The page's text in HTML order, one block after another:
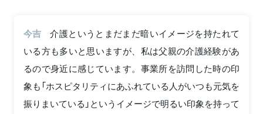
今吉
介護というとまだまだ暗いイメージを持たれて
いる方も多いと思いますが、私は父親の介護経験があ
るので身近に感じています。事業所を訪問した時の印
象も「ホスピタリティにあふれている人がいつも元気を
振りまいている」というイメージで明るい印象を持って